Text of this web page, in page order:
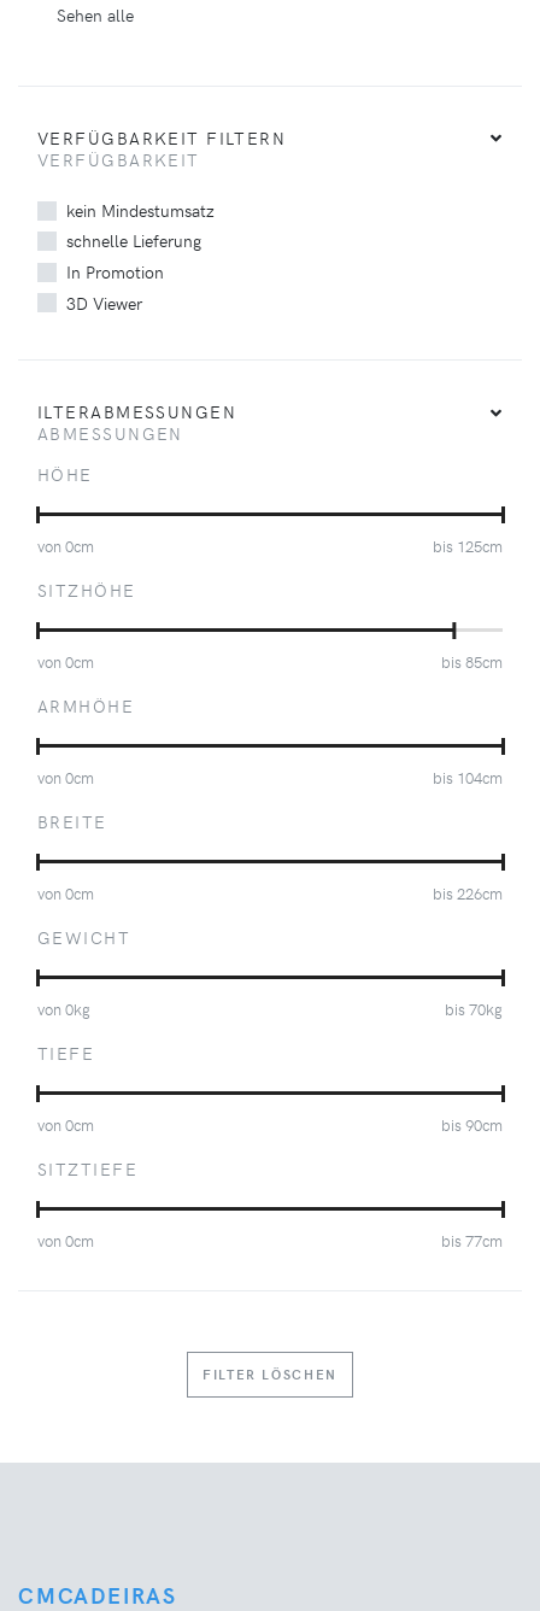
Sehen alle
VERFÜGBARKEIT FILTERN
VERFÜGBARKEIT
kein Mindestumsatz
schnelle Lieferung
In Promotion
3D Viewer
ILTERABMESSUNGEN
ABMESSUNGEN
HÖHE
von 0cm bis 125cm
SITZHÖHE
von 0cm bis 85cm
ARMHÖHE
von 0cm bis 104cm
BREITE
von 0cm bis 226cm
GEWICHT
von 0kg bis 70kg
TIEFE
von 0cm bis 90cm
SITZTIEFE
von 0cm bis 77cm
FILTER LÖSCHEN
CMCADEIRAS